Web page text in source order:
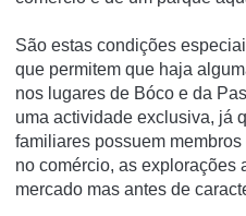
São estas condições
que permitem que haja
nos lugares de Bóco e da
uma actividade exclusiva, já
familiares possuem
no comércio, as explorações
mercado mas antes de